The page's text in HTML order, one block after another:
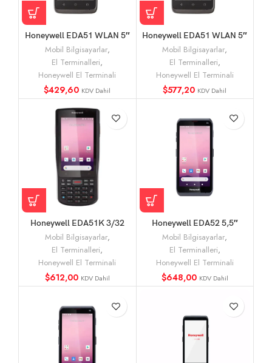
Honeywell EDA51 WLAN 5″
3601 El Terminali
Mobil Bilgisayarlar,
El Terminalleri,
Honeywell El Terminali
$429,60 KDV Dahil
Honeywell EDA51 WLAN 5″
6603 El Terminali
Mobil Bilgisayarlar,
El Terminalleri,
Honeywell El Terminali
$577,20 KDV Dahil
Honeywell EDA51K 3/32
WLAN 5″ El Terminali
Mobil Bilgisayarlar,
El Terminalleri,
Honeywell El Terminali
$612,00 KDV Dahil
Honeywell EDA52 5,5″
WLAN AND11 El Terminali
Mobil Bilgisayarlar,
El Terminalleri,
Honeywell El Terminali
$648,00 KDV Dahil